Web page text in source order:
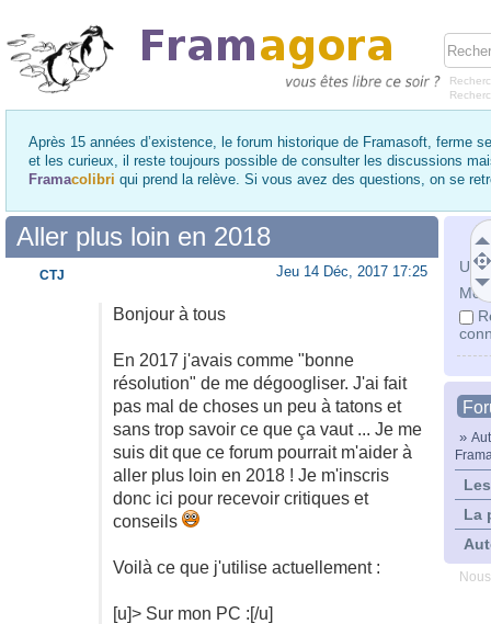
Après 15 années d’existence, le forum historique de Framasoft, ferme
et les curieux, il reste toujours possible de consulter les discussions
Framacolibri qui prend la relève. Si vous avez des questions, on se
Mot
»
La
Aller plus loin en 2018
Jeu 14 Déc, 2017 17:25
Bonjour à tous
En 2017 j'avais comme "bonne
résolution" de me dégoogliser. J'ai fait
pas mal de choses un peu à tatons et
sans trop savoir ce que ça vaut ... Je me
suis dit que ce forum pourrait m'aider à
aller plus loin en 2018 ! Je m'inscris
donc ici pour recevoir critiques et
conseils
Voilà ce que j'utilise actuellement :
[u]> Sur mon PC :[/u]
CTJ